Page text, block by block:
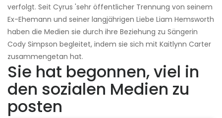
verfolgt. Seit Cyrus 'sehr öffentlicher Trennung von seinem
Ex-Ehemann und seiner langjährigen Liebe Liam Hemsworth
haben die Medien sie durch ihre Beziehung zu Sängerin
Cody Simpson begleitet, indem sie sich mit Kaitlynn Carter
zusammengetan hat.
Sie hat begonnen, viel in
den sozialen Medien zu
posten